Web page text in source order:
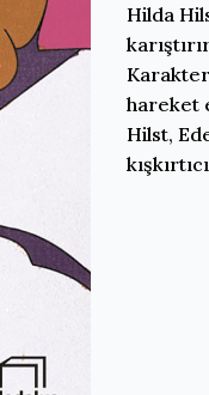
Hilda
hareket
Hilst,